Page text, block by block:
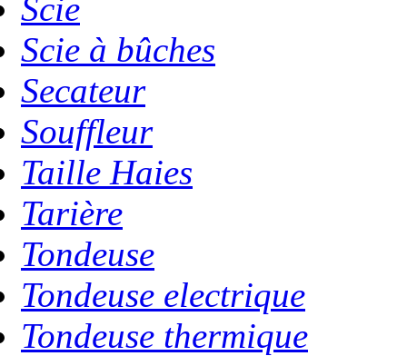
Scie
Scie à bûches
Secateur
Souffleur
Taille Haies
Tarière
Tondeuse
Tondeuse electrique
Tondeuse thermique